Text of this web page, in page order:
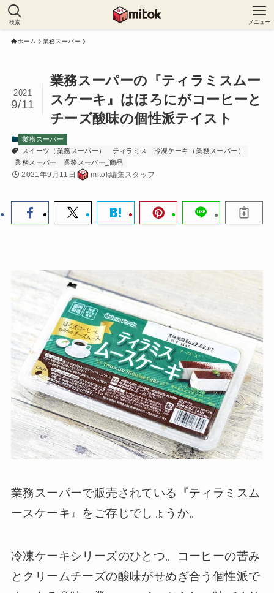
検索 メニュー
ホーム 業務スーパー
業務スーパーの『ティラミスムー
スケーキ』はほろにがコーヒーと
チーズ酸味の個性派テイスト
2021
9/11
業務スーパー
スイーツ（業務スーパー）
ティラミス
冷凍ケーキ（業務スーパー）
業務スーパー
業務スーパー_商品
2021年9月11日 mitok編集スタッフ
業務スーパーで販売されている『ティラミスム
ースケーキ』をご存じでしょうか。
冷凍ケーキシリーズのひとつ。コーヒーの苦み
とクリームチーズの酸味がせめぎ合う個性派で